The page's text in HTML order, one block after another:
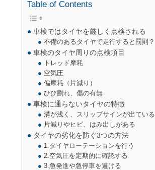
Table of Contents
車検ではタイヤを厳しく点検される
不備のあるタイヤで走行すると罰則？
車検のタイヤ周りの点検項目
トレッド摩耗
空気圧
偏摩耗（片減り）
ひび割れ、傷の有無
車検に通らないタイヤの特徴
溝が浅く、スリップサインが出ている
片減りやヒビ、はみ出しがある
タイヤの劣化を防ぐ3つの方法
1.タイヤローテーションを行う
2.空気圧を定期的に確認する
3.急発進や急停車を避ける